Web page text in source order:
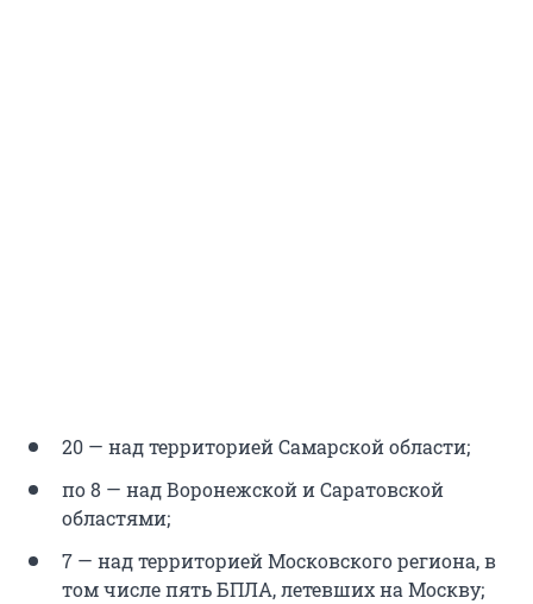
20 — над территорией Самарской области;
по 8 — над Воронежской и Саратовской
областями;
7 — над территорией Московского региона, в
том числе пять БПЛА, летевших на Москву;